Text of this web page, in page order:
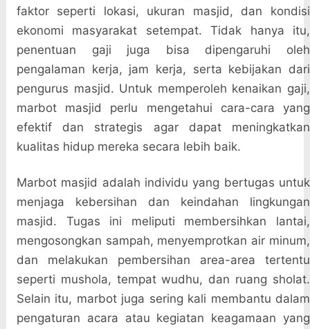
faktor seperti lokasi, ukuran masjid, dan kondisi
ekonomi masyarakat setempat. Tidak hanya itu,
penentuan gaji juga bisa dipengaruhi oleh
pengalaman kerja, jam kerja, serta kebijakan dari
pengurus masjid. Untuk memperoleh kenaikan gaji,
marbot masjid perlu mengetahui cara-cara yang
efektif dan strategis agar dapat meningkatkan
kualitas hidup mereka secara lebih baik.
Marbot masjid adalah individu yang bertugas untuk
menjaga kebersihan dan keindahan lingkungan
masjid. Tugas ini meliputi membersihkan lantai,
mengosongkan sampah, menyemprotkan air minum,
dan melakukan pembersihan area-area tertentu
seperti mushola, tempat wudhu, dan ruang sholat.
Selain itu, marbot juga sering kali membantu dalam
pengaturan acara atau kegiatan keagamaan yang